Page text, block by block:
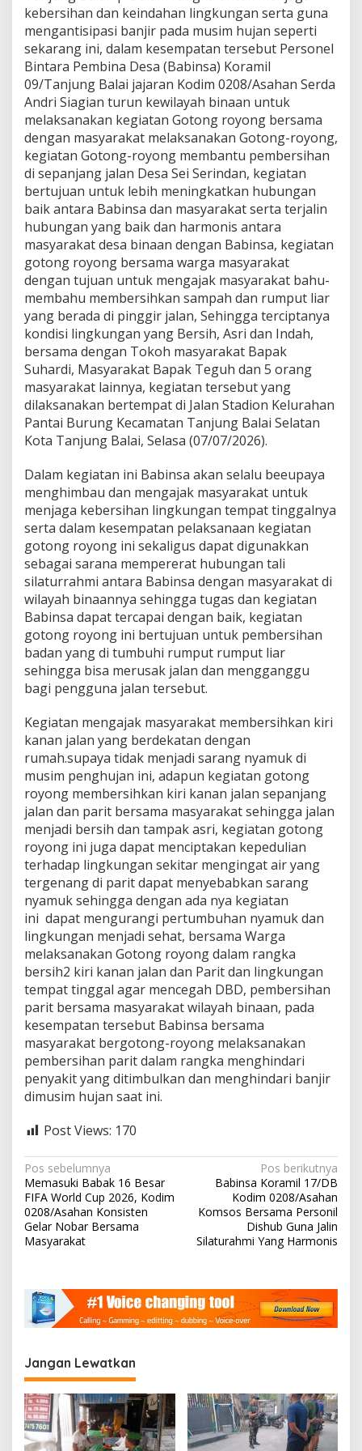
l
9
/
T
B
K
o
d
i
m
0
2
0
8
/
A
s
a
h
a
n
G
l
a
r
G
o
t
o
g
R
o
y
o
n
g
B
r
s
i
h
k
a
n
i
r
i
K
a
n
a
n
a
l
a
n
kebersihan dan keindahan lingkungan serta guna
mengantisipasi banjir pada musim hujan seperti
sekarang ini, dalam kesempatan tersebut Personel
Bintara Pembina Desa (Babinsa) Koramil
09/Tanjung Balai jajaran Kodim 0208/Asahan Serda
Andri Siagian turun kewilayah binaan untuk
melaksanakan kegiatan Gotong royong bersama
dengan masyarakat melaksanakan Gotong-royong,
kegiatan Gotong-royong membantu pembersihan
di sepanjang jalan Desa Sei Serindan, kegiatan
bertujuan untuk lebih meningkatkan hubungan
baik antara Babinsa dan masyarakat serta terjalin
hubungan yang baik dan harmonis antara
masyarakat desa binaan dengan Babinsa, kegiatan
gotong royong bersama warga masyarakat
dengan tujuan untuk mengajak masyarakat bahu-
membahu membersihkan sampah dan rumput liar
yang berada di pinggir jalan, Sehingga terciptanya
kondisi lingkungan yang Bersih, Asri dan Indah,
bersama dengan Tokoh masyarakat Bapak
Suhardi, Masyarakat Bapak Teguh dan 5 orang
masyarakat lainnya, kegiatan tersebut yang
dilaksanakan bertempat di Jalan Stadion Kelurahan
Pantai Burung Kecamatan Tanjung Balai Selatan
Kota Tanjung Balai, Selasa (07/07/2026).
Dalam kegiatan ini Babinsa akan selalu beeupaya
menghimbau dan mengajak masyarakat untuk
menjaga kebersihan lingkungan tempat tinggalnya
serta dalam kesempatan pelaksanaan kegiatan
gotong royong ini sekaligus dapat digunakkan
sebagai sarana mempererat hubungan tali
silaturrahmi antara Babinsa dengan masyarakat di
wilayah binaannya sehingga tugas dan kegiatan
Babinsa dapat tercapai dengan baik, kegiatan
gotong royong ini bertujuan untuk pembersihan
badan yang di tumbuhi rumput rumput liar
sehingga bisa merusak jalan dan mengganggu
bagi pengguna jalan tersebut.
Kegiatan mengajak masyarakat membersihkan kiri
kanan jalan yang berdekatan dengan
rumah.supaya tidak menjadi sarang nyamuk di
musim penghujan ini, adapun kegiatan gotong
royong membersihkan kiri kanan jalan sepanjang
jalan dan parit bersama masyarakat sehingga jalan
menjadi bersih dan tampak asri, kegiatan gotong
royong ini juga dapat menciptakan kepedulian
terhadap lingkungan sekitar mengingat air yang
tergenang di parit dapat menyebabkan sarang
nyamuk sehingga dengan ada nya kegiatan
ini dapat mengurangi pertumbuhan nyamuk dan
lingkungan menjadi sehat, bersama Warga
melaksanakan Gotong royong dalam rangka
bersih2 kiri kanan jalan dan Parit dan lingkungan
tempat tinggal agar mencegah DBD, pembersihan
parit bersama masyarakat wilayah binaan, pada
kesempatan tersebut Babinsa bersama
masyarakat bergotong-royong melaksanakan
pembersihan parit dalam rangka menghindari
penyakit yang ditimbulkan dan menghindari banjir
dimusim hujan saat ini.
Post Views: 170
N
a
v
i
a
s
i
p
o
s
Pos sebelumnya
Memasuki Babak 16 Besar
FIFA World Cup 2026, Kodim
0208/Asahan Konsisten
Gelar Nobar Bersama
Masyarakat
Pos berikutnya
Babinsa Koramil 17/DB
Kodim 0208/Asahan
Komsos Bersama Personil
Dishub Guna Jalin
Silaturahmi Yang Harmonis
Jangan Lewatkan